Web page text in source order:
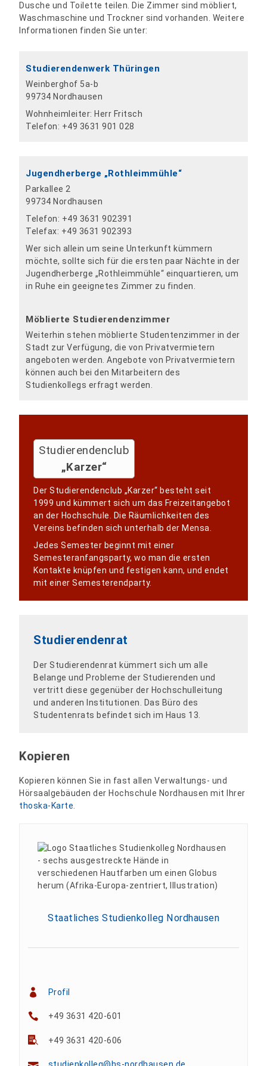
Dusche und Toilette teilen. Die Zimmer sind möbliert,
Waschmaschine und Trockner sind vorhanden. Weitere
Informationen finden Sie unter:
Studierendenwerk Thüringen
Weinberghof 5a-b
99734 Nordhausen
Wohnheimleiter: Herr Fritsch
Telefon: +49 3631 901 028
Jugendherberge „Rothleimmühle“
Parkallee 2
99734 Nordhausen
Telefon: +49 3631 902391
Telefax: +49 3631 902393
Wer sich allein um seine Unterkunft kümmern
möchte, sollte sich für die ersten paar Nächte in der
Jugendherberge „Rothleimmühle“ einquartieren, um
in Ruhe ein geeignetes Zimmer zu finden.
Möblierte Studierendenzimmer
Weiterhin stehen möblierte Studentenzimmer in der
Stadt zur Verfügung, die von Privatvermietern
angeboten werden. Angebote von Privatvermietern
können auch bei den Mitarbeitern des
Studienkollegs erfragt werden.
Studierendenclub
„Karzer“
Der Studierendenclub „Karzer“ besteht seit
1999 und kümmert sich um das Freizeitangebot
an der Hochschule. Die Räumlichkeiten des
Vereins befinden sich unterhalb der Mensa.
Jedes Semester beginnt mit einer
Semesteranfangsparty, wo man die ersten
Kontakte knüpfen und festigen kann, und endet
mit einer Semesterendparty.
Studierendenrat
Der Studierendenrat kümmert sich um alle
Belange und Probleme der Studierenden und
vertritt diese gegenüber der Hochschulleitung
und anderen Institutionen. Das Büro des
Studentenrats befindet sich im Haus 13.
Kopieren
Kopieren können Sie in fast allen Verwaltungs- und
Hörsaalgebäuden der Hochschule Nordhausen mit Ihrer
thoska-Karte.
Staatliches Studienkolleg Nordhausen
Profil
+49 3631 420-601
+49 3631 420-606